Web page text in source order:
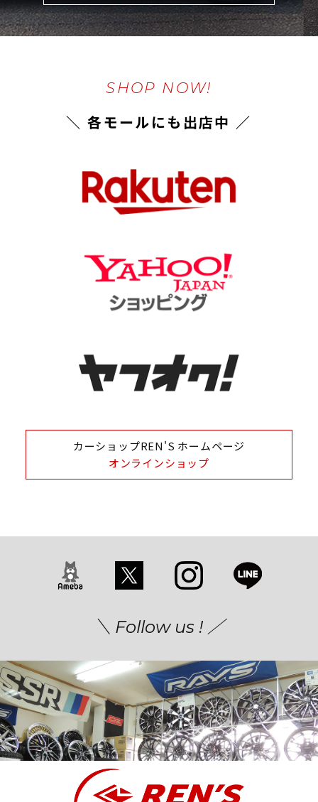
SHOP NOW!
＼ 各モールにも出店中 ／
カーショップREN'S ホームページ
オンラインショップ
＼ Follow us ! ／